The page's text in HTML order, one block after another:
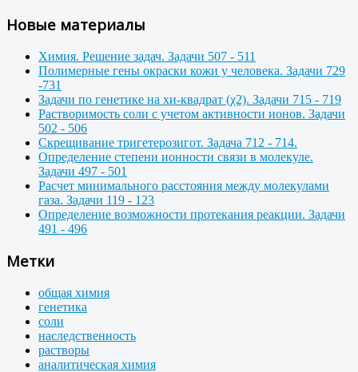
Новые материалы
Химия. Решение задач. Задачи 507 - 511
Полимерные гены окраски кожи у человека. Задачи 729
-731
Задачи по генетике на хи-квадрат (χ2). Задачи 715 - 719
Растворимость соли с учетом активности ионов. Задачи
502 - 506
Скрещивание тригетерозигот. Задача 712 - 714.
Определение степени ионности связи в молекуле.
Задачи 497 - 501
Расчет минимального расстояния между молекулами
газа. Задачи 119 - 123
Определение возможности протекания реакции. Задачи
491 - 496
Метки
общая химия
генетика
соли
наследственность
растворы
аналитическая химия